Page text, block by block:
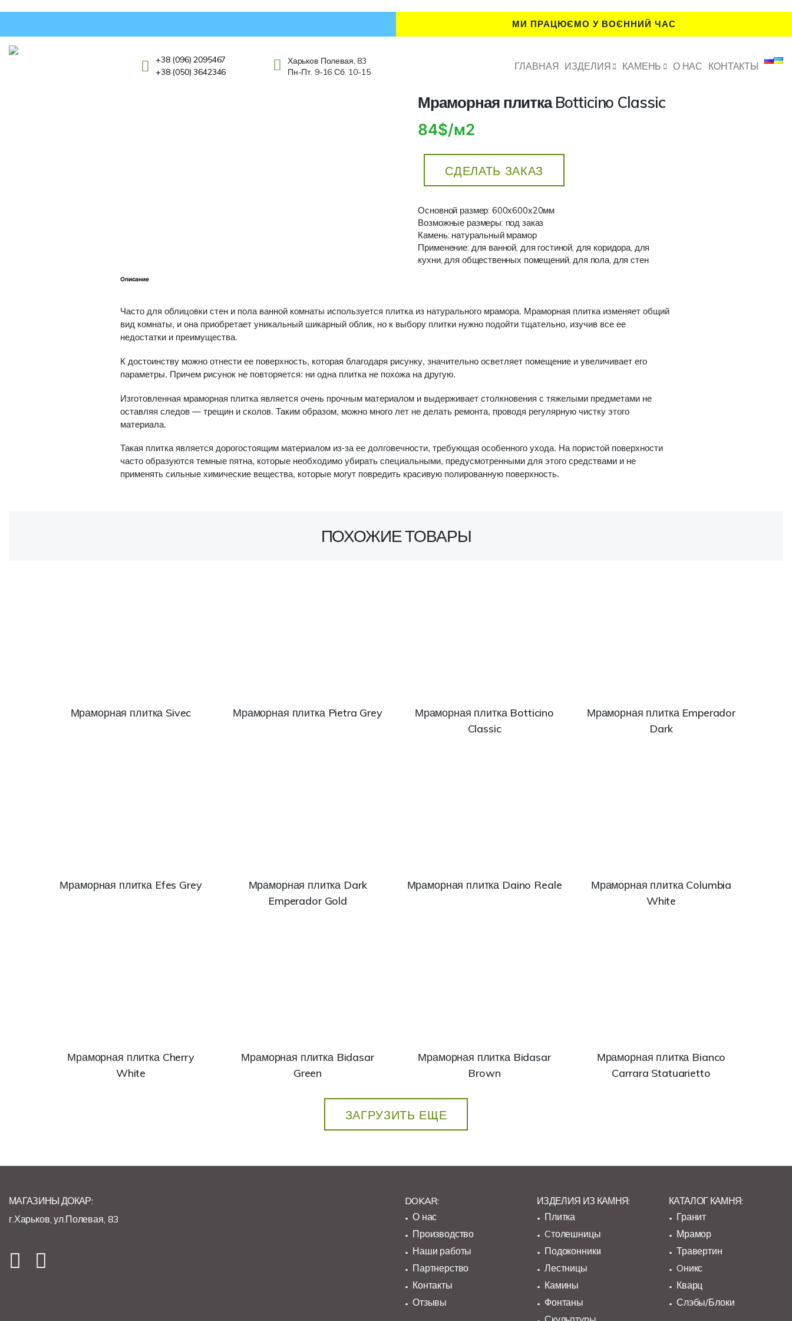
МИ ПРАЦЮЄМО У ВОЄННИЙ ЧАС
+38 (096) 2095467
+38 (050) 3642346
Харьков Полевая, 83
Пн-Пт. 9-16 Сб. 10-15
ГЛАВНАЯ ИЗДЕЛИЯ КАМЕНЬ О НАС КОНТАКТЫ
Мраморная плитка Botticino Classic
84$/м2
СДЕЛАТЬ ЗАКАЗ
Основной размер: 600х600х20мм
Возможные размеры: под заказ
Камень: натуральный мрамор
Применение: для ванной, для гостиной, для коридора, для
кухни, для общественных помещений, для пола, для стен
Описание
Часто для облицовки стен и пола ванной комнаты используется плитка из натурального мрамора. Мраморная плитка изменяет общий
вид комнаты, и она приобретает уникальный шикарный облик, но к выбору плитки нужно подойти тщательно, изучив все ее
недостатки и преимущества.
К достоинству можно отнести ее поверхность, которая благодаря рисунку, значительно осветляет помещение и увеличивает его
параметры. Причем рисунок не повторяется: ни одна плитка не похожа на другую.
Изготовленная мраморная плитка является очень прочным материалом и выдерживает столкновения с тяжелыми предметами не
оставляя следов — трещин и сколов. Таким образом, можно много лет не делать ремонта, проводя регулярную чистку этого
материала.
Такая плитка является дорогостоящим материалом из-за ее долговечности, требующая особенного ухода. На пористой поверхности
часто образуются темные пятна, которые необходимо убирать специальными, предусмотренными для этого средствами и не
применять сильные химические вещества, которые могут повредить красивую полированную поверхность.
ПОХОЖИЕ ТОВАРЫ
Мраморная плитка Sivec Мраморная плитка Pietra Grey
Мраморная плитка Botticino
Classic
Мраморная плитка Emperador
Dark
Мраморная плитка Efes Grey
Мраморная плитка Dark
Emperador Gold
Мраморная плитка Daino Reale
Мраморная плитка Columbia
White
Мраморная плитка Cherry
White
Мраморная плитка Bidasar
Green
Мраморная плитка Bidasar
Brown
Мраморная плитка Bianco
Carrara Statuarietto
ЗАГРУЗИТЬ ЕЩЕ
МАГАЗИНЫ ДОКАР:
г.Харьков, ул.Полевая, 83
DOKAR:
О нас
Производство
Наши работы
Партнерство
Контакты
Отзывы
ИЗДЕЛИЯ ИЗ КАМНЯ:
Плитка
Cтолешницы
Подоконники
Лестницы
Камины
Фонтаны
КАТАЛОГ КАМНЯ:
Гранит
Мрамор
Травертин
Oникс
Кварц
Слэбы/Блоки